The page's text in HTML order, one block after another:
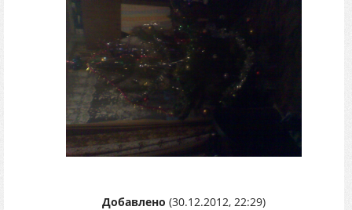
Добавлено (30.12.2012, 22:29)